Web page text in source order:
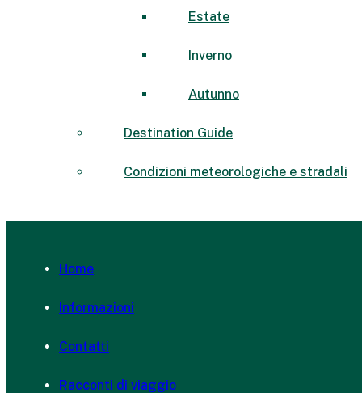
Estate
Inverno
Autunno
Destination Guide
Condizioni meteorologiche e stradali
Home
Informazioni
Contatti
Racconti di viaggio